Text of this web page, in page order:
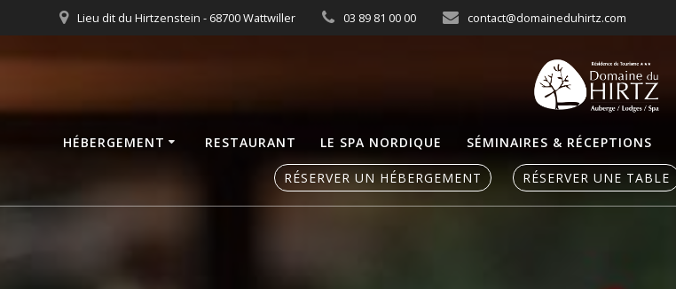
to
Lieu dit du Hirtzenstein - 68700 Wattwiller 03 89 81 00 00 contact@domaineduhirtz.com
HÉBERGEMENT RESTAURANT LE SPA NORDIQUE SÉMINAIRES & RÉCEPTIONS
RÉSERVER UN HÉBERGEMENT RÉSERVER UNE TABLE